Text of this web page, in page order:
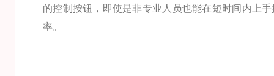
的控制按钮，即使是非专业人员也能在短时间内上
率。